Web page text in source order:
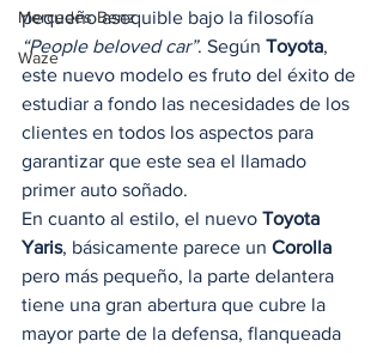
Mercedes Benz
Waze
pequeño asequible bajo la filosofía
“People beloved car”. Según Toyota,
este nuevo modelo es fruto del éxito de
estudiar a fondo las necesidades de los
clientes en todos los aspectos para
garantizar que este sea el llamado
primer auto soñado.
En cuanto al estilo, el nuevo Toyota
Yaris, básicamente parece un Corolla
pero más pequeño, la parte delantera
tiene una gran abertura que cubre la
mayor parte de la defensa, flanqueada